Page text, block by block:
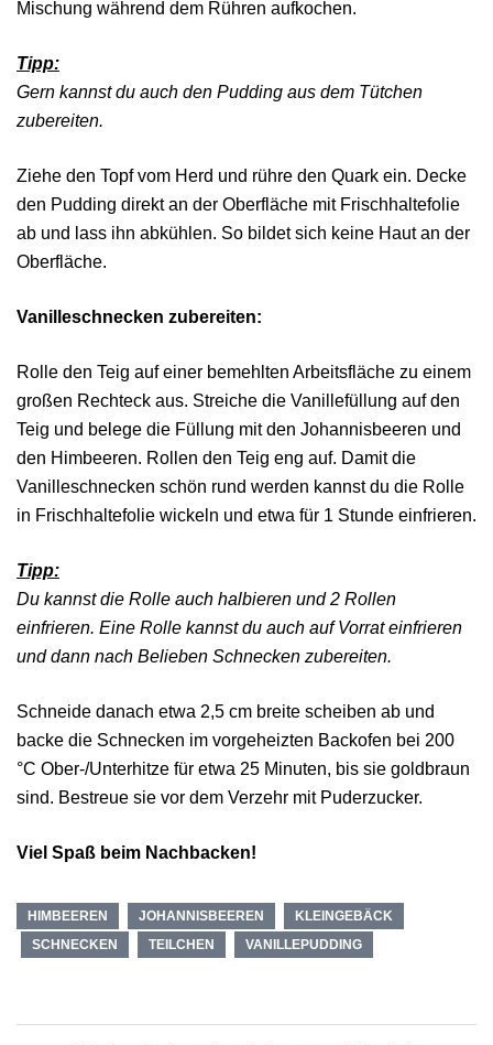
Mischung während dem Rühren aufkochen.
Tipp:
Gern kannst du auch den Pudding aus dem Tütchen
zubereiten.
Ziehe den Topf vom Herd und rühre den Quark ein. Decke
den Pudding direkt an der Oberfläche mit Frischhaltefolie
ab und lass ihn abkühlen. So bildet sich keine Haut an der
Oberfläche.
Vanilleschnecken zubereiten:
Rolle den Teig auf einer bemehlten Arbeitsfläche zu einem
großen Rechteck aus. Streiche die Vanillefüllung auf den
Teig und belege die Füllung mit den Johannisbeeren und
den Himbeeren. Rollen den Teig eng auf. Damit die
Vanilleschnecken schön rund werden kannst du die Rolle
in Frischhaltefolie wickeln und etwa für 1 Stunde einfrieren.
Tipp:
Du kannst die Rolle auch halbieren und 2 Rollen
einfrieren. Eine Rolle kannst du auch auf Vorrat einfrieren
und dann nach Belieben Schnecken zubereiten.
Schneide danach etwa 2,5 cm breite scheiben ab und
backe die Schnecken im vorgeheizten Backofen bei 200
°C Ober-/Unterhitze für etwa 25 Minuten, bis sie goldbraun
sind. Bestreue sie vor dem Verzehr mit Puderzucker.
Viel Spaß beim Nachbacken!
HIMBEEREN JOHANNISBEEREN
KLEINGEBÄCK
SCHNECKEN
TEILCHEN VANILLEPUDDING